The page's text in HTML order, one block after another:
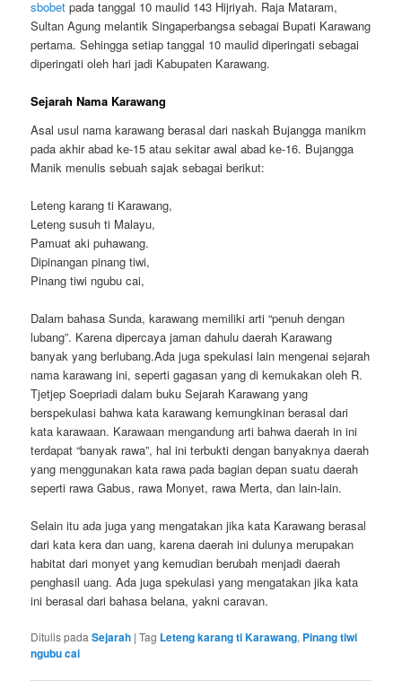
sbobet pada tanggal 10 maulid 143 Hijriyah. Raja Mataram,
Sultan Agung melantik Singaperbangsa sebagai Bupati Karawang
pertama. Sehingga setiap tanggal 10 maulid diperingati sebagai
diperingati oleh hari jadi Kabupaten Karawang.
Sejarah Nama Karawang
Asal usul nama karawang berasal dari naskah Bujangga manikm
pada akhir abad ke-15 atau sekitar awal abad ke-16. Bujangga
Manik menulis sebuah sajak sebagai berikut:
Leteng karang ti Karawang,
Leteng susuh ti Malayu,
Pamuat aki puhawang.
Dipinangan pinang tiwi,
Pinang tiwi ngubu cai,
Dalam bahasa Sunda, karawang memiliki arti “penuh dengan
lubang”. Karena dipercaya jaman dahulu daerah Karawang
banyak yang berlubang.Ada juga spekulasi lain mengenai sejarah
nama karawang ini, seperti gagasan yang di kemukakan oleh R.
Tjetjep Soepriadi dalam buku Sejarah Karawang yang
berspekulasi bahwa kata karawang kemungkinan berasal dari
kata karawaan. Karawaan mengandung arti bahwa daerah in ini
terdapat “banyak rawa”, hal ini terbukti dengan banyaknya daerah
yang menggunakan kata rawa pada bagian depan suatu daerah
seperti rawa Gabus, rawa Monyet, rawa Merta, dan lain-lain.
Selain itu ada juga yang mengatakan jika kata Karawang berasal
dari kata kera dan uang, karena daerah ini dulunya merupakan
habitat dari monyet yang kemudian berubah menjadi daerah
penghasil uang. Ada juga spekulasi yang mengatakan jika kata
ini berasal dari bahasa belana, yakni caravan.
Ditulis pada Sejarah |Tag Leteng karang ti Karawang, Pinang tiwi
ngubu cai